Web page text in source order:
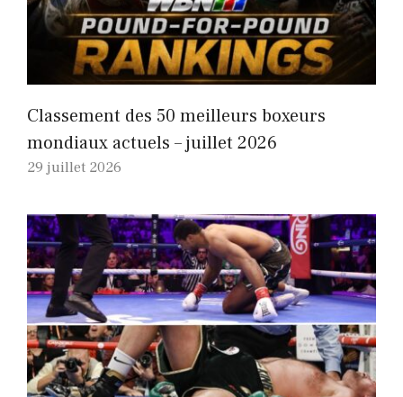
Classement des 50 meilleurs boxeurs
mondiaux actuels – juillet 2026
29 juillet 2026